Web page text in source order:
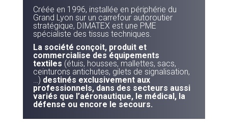
Créée en 1996, installée en périphérie du
Grand Lyon sur un carrefour autoroutier
stratégique, DIMATEX est une PME
spécialiste des tissus techniques.
La société conçoit, produit et
commercialise des équipements
textiles (étuis, housses, mallettes, sacs,
ceinturons antichutes, gilets de signalisation,
…) destinés exclusivement aux
professionnels, dans des secteurs aussi
variés que l’aéronautique, le médical, la
défense ou encore le secours.